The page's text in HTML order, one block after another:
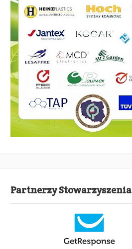
Partnerzy Stowarzyszenia